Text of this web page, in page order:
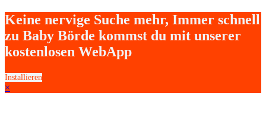
Keine nervige Suche mehr, Immer schnell
zu Baby Börde kommst du mit unserer
kostenlosen WebApp
Installieren
×